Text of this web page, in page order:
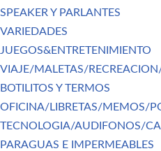
SPEAKER Y PARLANTES
VARIEDADES
JUEGOS&ENTRETENIMIENTO
VIAJE/MALETAS/
BOTILITOS Y TERMOS
OFICINA/LIBRETAS/MEMOS/
TECNOLOGIA/AUDIFONOS/
PARAGUAS E IMPERMEABLES